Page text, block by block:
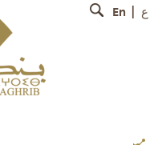
En ع